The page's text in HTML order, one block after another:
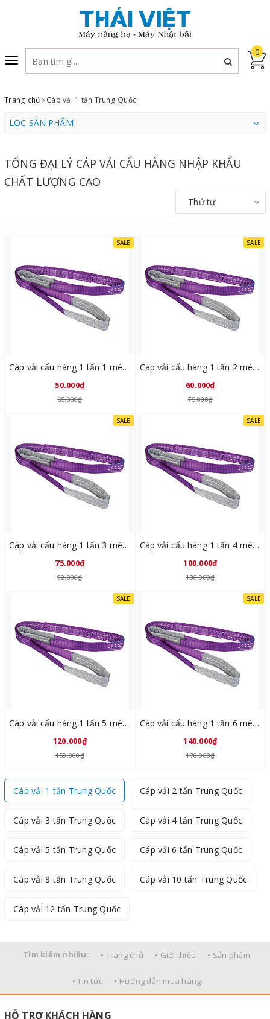
Toggle
navigation
0
Trang chủ Cáp vải 1 tấn Trung Quốc
LỌC SẢN PHẨM
TỔNG ĐẠI LÝ CÁP VẢI CẨU HÀNG NHẬP KHẨU
CHẤT LƯỢNG CAO
Thứ tự
SALE
Cáp vải cẩu hàng 1 tấn 1 mét Trung Quốc
50.000₫
65.000₫
SALE
Cáp vải cẩu hàng 1 tấn 2 mét Trung Quốc
60.000₫
75.000₫
SALE
Cáp vải cẩu hàng 1 tấn 3 mét Trung Quốc
75.000₫
92.000₫
SALE
Cáp vải cẩu hàng 1 tấn 4 mét Trung Quốc
100.000₫
130.000₫
SALE
Cáp vải cẩu hàng 1 tấn 5 mét Trung Quốc
120.000₫
150.000₫
SALE
Cáp vải cẩu hàng 1 tấn 6 mét Trung Quốc
140.000₫
170.000₫
Cáp vải 1 tấn Trung Quốc Cáp vải 2 tấn Trung Quốc
Cáp vải 3 tấn Trung Quốc Cáp vải 4 tấn Trung Quốc
Cáp vải 5 tấn Trung Quốc Cáp vải 6 tấn Trung Quốc
Cáp vải 8 tấn Trung Quốc Cáp vải 10 tấn Trung Quốc
Cáp vải 12 tấn Trung Quốc
Tìm kiếm nhiều: • Trang chủ • Giới thiệu • Sản phẩm
• Tin tức • Hướng dẫn mua hàng
HỖ TRỢ KHÁCH HÀNG